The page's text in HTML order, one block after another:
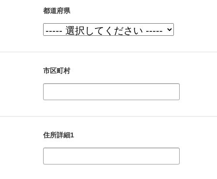
都道府県
市区町村
住所詳細1